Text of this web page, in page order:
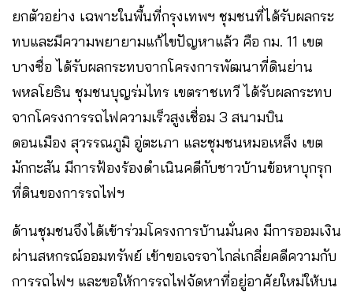
ยกตัวอย่าง เฉพาะในพื้นที่กรุงเทพฯ ชุมชนที่ได้รับผลกระ
ทบและมีความพยายามแก้ไขปัญหาแล้ว คือ กม. 11 เขต
บางซื่อ ได้รับผลกระทบจากโครงการพัฒนาที่ดินย่าน
พหลโยธิน ชุมชนบุญร่มไทร เขตราชเทวี ได้รับผลกระทบ
จากโครงการรถไฟความเร็วสูงเชื่อม 3 สนามบิน
ดอนเมือง สุวรรณภูมิ อู่ตะเภา และชุมชนหมอเหล็ง เขต
มักกะสัน มีการฟ้องร้องดำเนินคดีกับชาวบ้านข้อหาบุกรุก
ที่ดินของการรถไฟฯ
ด้านชุมชนจึงได้เข้าร่วมโครงการบ้านมั่นคง มีการออมเงิน
ผ่านสหกรณ์ออมทรัพย์ เข้าขอเจรจาไกล่เกลี่ยคดีความกับ
การรถไฟฯ และขอให้การรถไฟจัดหาที่อยู่อาศัยใหม่ให้บน